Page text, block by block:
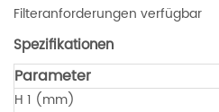
Filteranforderungen verfügbar
Spezifikationen
Parameter
H 1 (mm)